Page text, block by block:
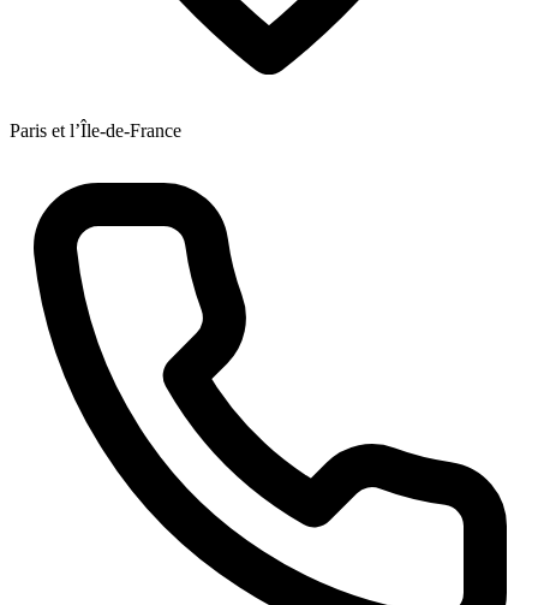
Paris et l’Île-de-France